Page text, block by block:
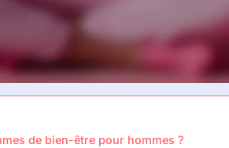
de bien-être pour hommes ?